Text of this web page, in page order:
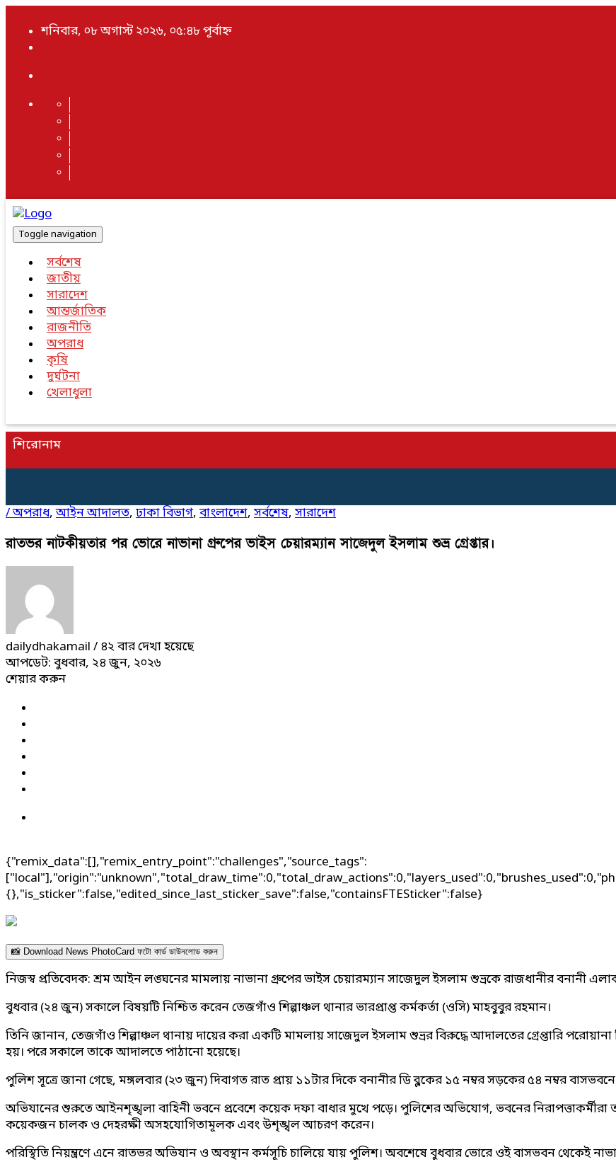
শনিবার, ০৮ অগাস্ট ২০২৬, ০৫:৪৮ পূর্বাহ্ন
Toggle navigation
সর্বশেষ
জাতীয়
সারাদেশ
আন্তর্জাতিক
রাজনীতি
অপরাধ
কৃষি
দুর্ঘটনা
খেলাধুলা
শিরোনাম
/অপরাধ,আইন আদালত, ঢাকা বিভাগ, বাংলাদেশ, সর্বশেষ, সারাদেশ
রাতভর নাটকীয়তার পর ভোরে নাভানা গ্রুপের ভাইস চেয়ারম্যান সাজেদুল ইসলাম শুভ্র গ্রেপ্তার।
dailydhakamail / ৪২ বার দেখা হয়েছে
আপডেট: বুধবার, ২৪ জুন, ২০২৬
শেয়ার করুন
{"remix_data":[],"remix_entry_point":"challenges","source_tags":
{},"is_sticker":false,"edited_since_last_sticker_save":false,"containsFTESticker":false}
📸 Download News PhotoCard ফটো কার্ড ডাউনলোড করুন
নিজস্ব প্রতিবেদক: শ্রম আইন লঙ্ঘনের মামলায় নাভানা গ্রুপের ভাইস চেয়ারম্যান সাজেদুল ইসলাম শুভ্রকে রাজধানীর বনানী
বুধবার (২৪ জুন) সকালে বিষয়টি নিশ্চিত করেন তেজগাঁও শিল্পাঞ্চল থানার ভারপ্রাপ্ত কর্মকর্তা (ওসি) মাহবুবুর রহমান।
তিনি জানান, তেজগাঁও শিল্পাঞ্চল থানায় দায়ের করা একটি মামলায় সাজেদুল ইসলাম শুভ্রর বিরুদ্ধে আদালতের গ্রেপ্তারি
হয়। পরে সকালে তাকে আদালতে পাঠানো হয়েছে।
পুলিশ সূত্রে জানা গেছে, মঙ্গলবার (২৩ জুন) দিবাগত রাত প্রায় ১১টার দিকে বনানীর ডি ব্লকের ১৫ নম্বর সড়কের ৫৪ নম্বর
অভিযানের শুরুতে আইনশৃঙ্খলা বাহিনী ভবনে প্রবেশে কয়েক দফা বাধার মুখে পড়ে। পুলিশের অভিযোগ, ভবনের নিরাপত্তাকর্মীরা
কয়েকজন চালক ও দেহরক্ষী অসহযোগিতামূলক এবং উশৃঙ্খল আচরণ করেন।
পরিস্থিতি নিয়ন্ত্রণে এনে রাতভর অভিযান ও অবস্থান কর্মসূচি চালিয়ে যায় পুলিশ। অবশেষে বুধবার ভোরে ওই বাসভবন থেকেই